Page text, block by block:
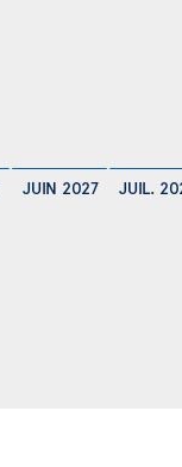
JUIN 2027 JUIL.